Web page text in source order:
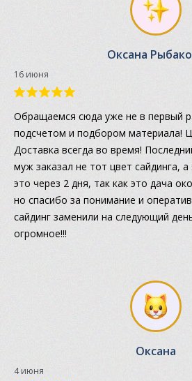
Оксана
16 июня
Обращаемся сюда уже не в первый
подсчетом и подбором материала!
Доставка всегда во время!
муж заказал не тот цвет сайдинга,
это через 2 дня, так как это дача
но спасибо за понимание и
сайдинг заменили на следующий
огромное!!!
Оксана
4 июня